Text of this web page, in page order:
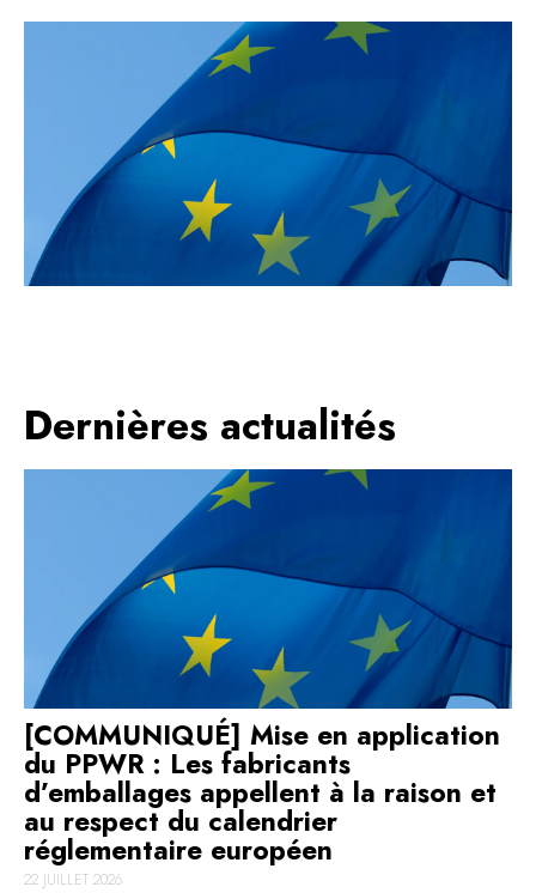
Dernières actualités
[COMMUNIQUÉ] Mise en application
du PPWR : Les fabricants
d’emballages appellent à la raison et
au respect du calendrier
réglementaire européen
22 JUILLET 2026